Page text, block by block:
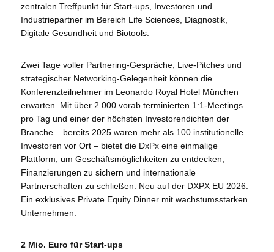
zentralen Treffpunkt für Start-ups, Investoren und
Industriepartner im Bereich Life Sciences, Diagnostik,
Digitale Gesundheit und Biotools.
Zwei Tage voller Partnering-Gespräche, Live-Pitches und
strategischer Networking-Gelegenheit können die
Konferenzteilnehmer im Leonardo Royal Hotel München
erwarten. Mit über 2.000 vorab terminierten 1:1-Meetings
pro Tag und einer der höchsten Investorendichten der
Branche – bereits 2025 waren mehr als 100 institutionelle
Investoren vor Ort – bietet die DxPx eine einmalige
Plattform, um Geschäftsmöglichkeiten zu entdecken,
Finanzierungen zu sichern und internationale
Partnerschaften zu schließen. Neu auf der DXPX EU 2026:
Ein exklusives Private Equity Dinner mit wachstumsstarken
Unternehmen.
2 Mio. Euro für Start-ups